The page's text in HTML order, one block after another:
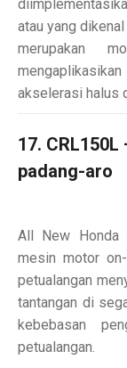
atau yang
merupakan
akselerasi halus
17.
padang-aro
All New Honda
mesin motor
petualangan
tantangan di
kebebasan
petualangan.